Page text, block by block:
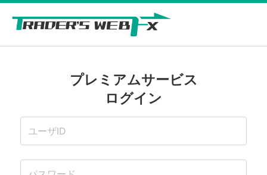
プレミアムサービス
ログイン